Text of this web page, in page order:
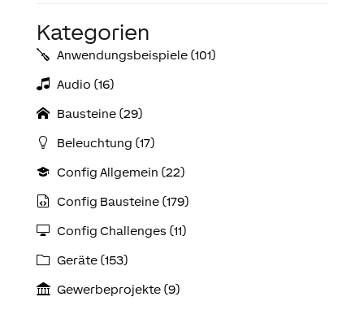
Kategorien
Anwendungs­­­beispiele (101)
Audio (16)
Bausteine (29)
Beleuchtung (17)
Config Allgemein (22)
Config Bausteine (179)
Config Challenges (11)
Geräte (153)
Gewerbeprojekte (9)